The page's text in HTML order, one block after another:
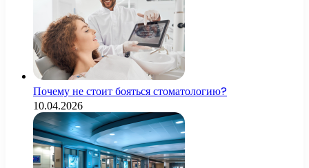
Почему не стоит бояться стоматологию?
10.04.2026